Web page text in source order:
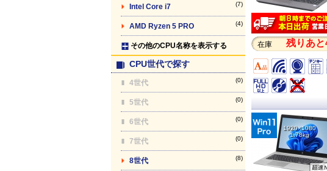
Intel Core i7 (7)
AMD Ryzen 5 PRO (4)
その他のCPU名称を表示する
CPU世代で探す
4世代 (0)
5世代 (0)
6世代 (0)
7世代 (0)
8世代 (8)
在庫 残りあと
1920×1080
1.78kg